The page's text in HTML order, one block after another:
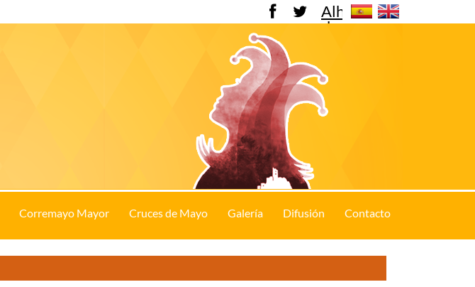
Alhama
de
Corremayo Mayor Cruces de Mayo Galería Difusión Contacto